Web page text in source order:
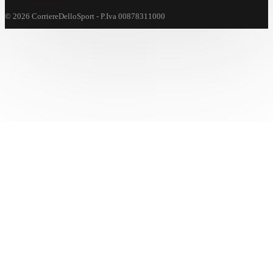
© 2026 CorriereDelloSport - P.Iva 00878311000